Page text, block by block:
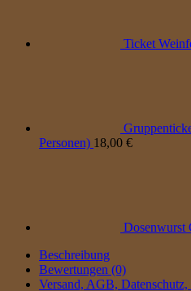
Ticket
Personen) 18,00 €
Dosenwurst
Beschreibung
Bewertungen (0)
Versand, AGB,